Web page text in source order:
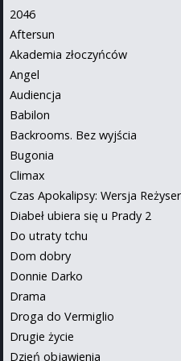
2046
Aftersun
Akademia złoczyńców
Angel
Audiencja
Babilon
Backrooms. Bez wyjścia
Bugonia
Climax
Czas Apokalipsy: Wersja
Diabeł ubiera się u Prady 2
Do utraty tchu
Dom dobry
Donnie Darko
Drama
Droga do Vermiglio
Drugie życie
Dzień objawienia